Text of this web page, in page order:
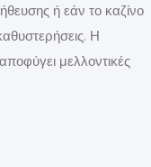
ή εάν το καζίνο
Η
μελλοντικές